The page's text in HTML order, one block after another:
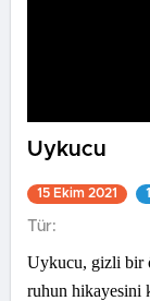
Uykucu
15 Ekim 2021
Tür:
Uykucu, gizli bir
ruhun hikayesini